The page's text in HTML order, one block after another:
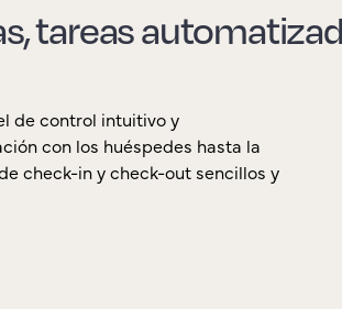
tareas
de control intuitivo y
con los huéspedes hasta la
check-in y check-out sencillos y